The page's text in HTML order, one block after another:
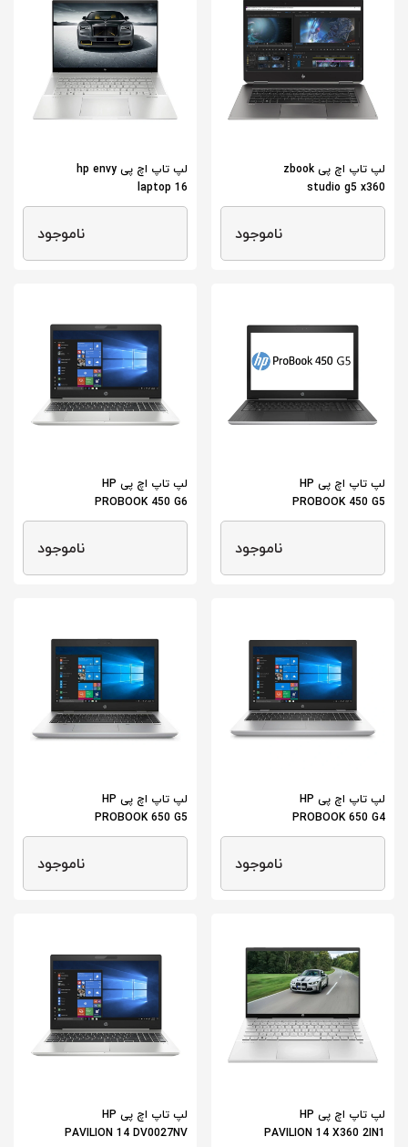
لپ تاپ اچ پی zbook
studio g5 x360
ناموجود
لپ تاپ اچ پی hp envy
laptop 16
ناموجود
لپ تاپ اچ پی HP
PROBOOK 450 G5
ناموجود
لپ تاپ اچ پی HP
PROBOOK 450 G6
ناموجود
لپ تاپ اچ پی HP
PROBOOK 650 G4
ناموجود
لپ تاپ اچ پی HP
PROBOOK 650 G5
ناموجود
لپ تاپ اچ پی HP
PAVILION 14 X360 2IN1
لپ تاپ اچ پی HP
PAVILION 14 DV0027NV